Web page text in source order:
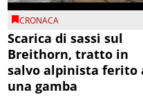
CRONACA
Scarica di sassi sul
Breithorn, tratto in
salvo alpinista ferito
una gamba